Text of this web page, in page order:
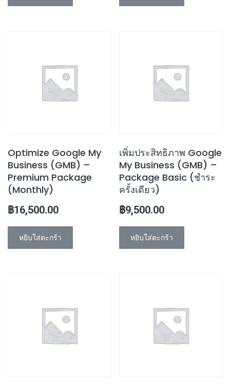
Optimize Google My
Business (GMB) –
Premium Package
(Monthly)
฿16,500.00
หยิบใส่ตะกร้า
เพิ่มประสิทธิภาพ Google
My Business (GMB) –
Package Basic (ชำระ
ครั้งเดียว)
฿9,500.00
หยิบใส่ตะกร้า